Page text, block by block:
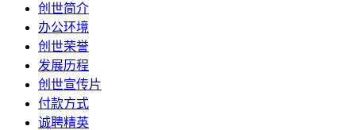
创世简介
办公环境
创世荣誉
发展历程
创世宣传片
付款方式
诚聘精英